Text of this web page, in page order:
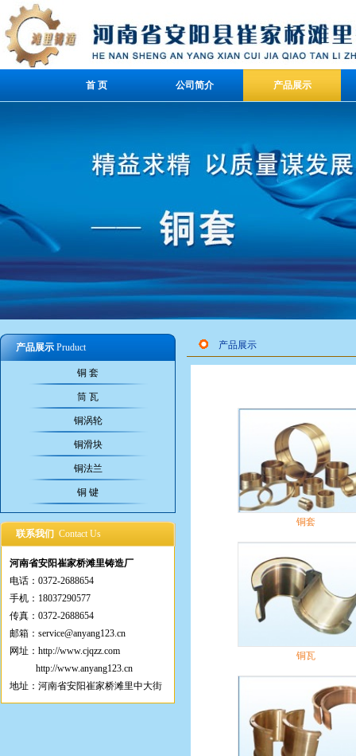
首 页 公司简介 产品展示
产品展示 Pruduct
铜 套
筒 瓦
铜涡轮
铜滑块
铜法兰
铜 键
联系我们 Contact Us
河南省安阳崔家桥滩里铸造厂
电话：0372-2688654
手机：18037290577
传真：0372-2688654
邮箱：service@anyang123.cn
网址： http://www.cjqzz.com
http://www.anyang123.cn
地址：河南省安阳崔家桥滩里中大街
产品展示
铜套
铜瓦